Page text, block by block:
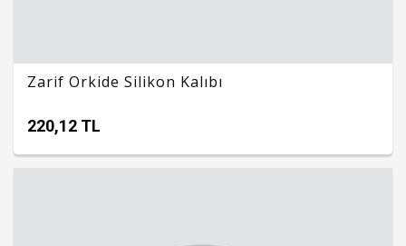
Zarif Orkide Silikon Kalıbı
220,12 TL